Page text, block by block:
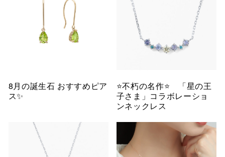
8月の誕生石 おすすめピア
ス✨
⭐️不朽の名作⭐️ 「星の王
子さま」コラボレーショ
ンネックレス